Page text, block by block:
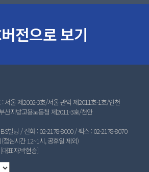
전으로 보기
서울 제2002-3호/서울 관악 제2011호-1호/인천
산지방고용노동청 제2011-3호/천안
빌딩 / 전화 : 02-2178-8000 / 팩스 : 02-2178-8070
심시간 12~1시, 공휴일 제외)
대표자:박현승]